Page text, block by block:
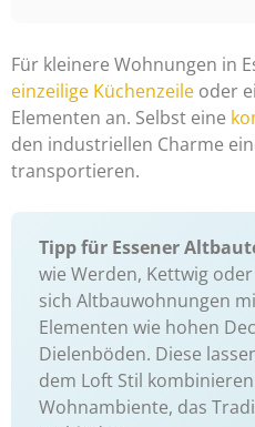
Für kleinere Wohnungen in
einzeilige Küchenzeile oder
Elementen an. Selbst eine
den industriellen Charme
transportieren.
Tipp für Essener
wie Werden, Kettwig
sich Altbauwohnungen
Elementen wie hohen
Dielenböden. Diese
dem Loft Stil
Wohnambiente, das